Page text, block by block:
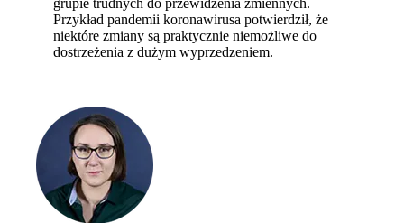
grupie trudnych do przewidzenia zmiennych.
Przykład pandemii koronawirusa potwierdził, że
niektóre zmiany są praktycznie niemożliwe do
dostrzeżenia z dużym wyprzedzeniem.